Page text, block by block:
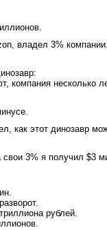
владел 3%
компания несколько
как этот динозавр
3% я получил $3
рублей.